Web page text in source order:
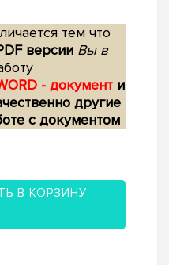
тем что
версии Вы в
- документ и
другие
с документом
В КОРЗИНУ